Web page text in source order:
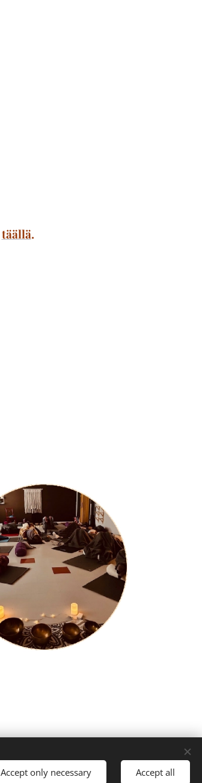
täällä.
Accept only necessary Accept all